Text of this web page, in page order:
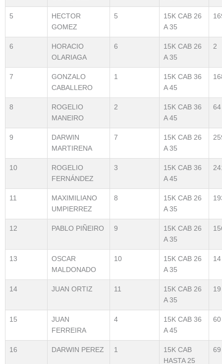
5
HECTOR
GOMEZ
5
15K CAB 26
A 35
6
HORACIO
OLARIAGA
6
15K CAB 26
A 35
2
7
GONZALO
CABALLERO
1
15K CAB 36
A 45
8
ROGELIO
MANEIRO
2
15K CAB 36
A 45
64
9
DARWIN
MARTIRENA
7
15K CAB 26
A 35
10
ROGELIO
FERNÁNDEZ
3
15K CAB 36
A 45
11
MAXIMILIANO
UMPIERREZ
8
15K CAB 26
A 35
12 PABLO PIÑEIRO 9
15K CAB 26
A 35
13
OSCAR
MALDONADO
10
15K CAB 26
A 35
14
14 JUAN ORTIZ 11
15K CAB 26
A 35
19
15
JUAN
FERREIRA
4
15K CAB 36
A 45
60
16 DARWIN PEREZ 1
15K CAB
HASTA 25
69